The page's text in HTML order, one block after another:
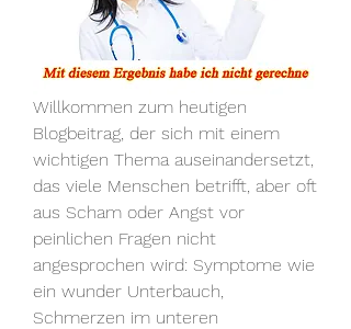
Willkommen zum heutigen
Blogbeitrag, der sich mit einem
wichtigen Thema auseinandersetzt,
das viele Menschen betrifft, aber oft
aus Scham oder Angst vor
peinlichen Fragen nicht
angesprochen wird: Symptome wie
ein wunder Unterbauch,
Schmerzen im unteren